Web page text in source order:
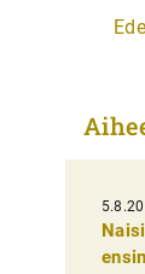
A
i
k
e